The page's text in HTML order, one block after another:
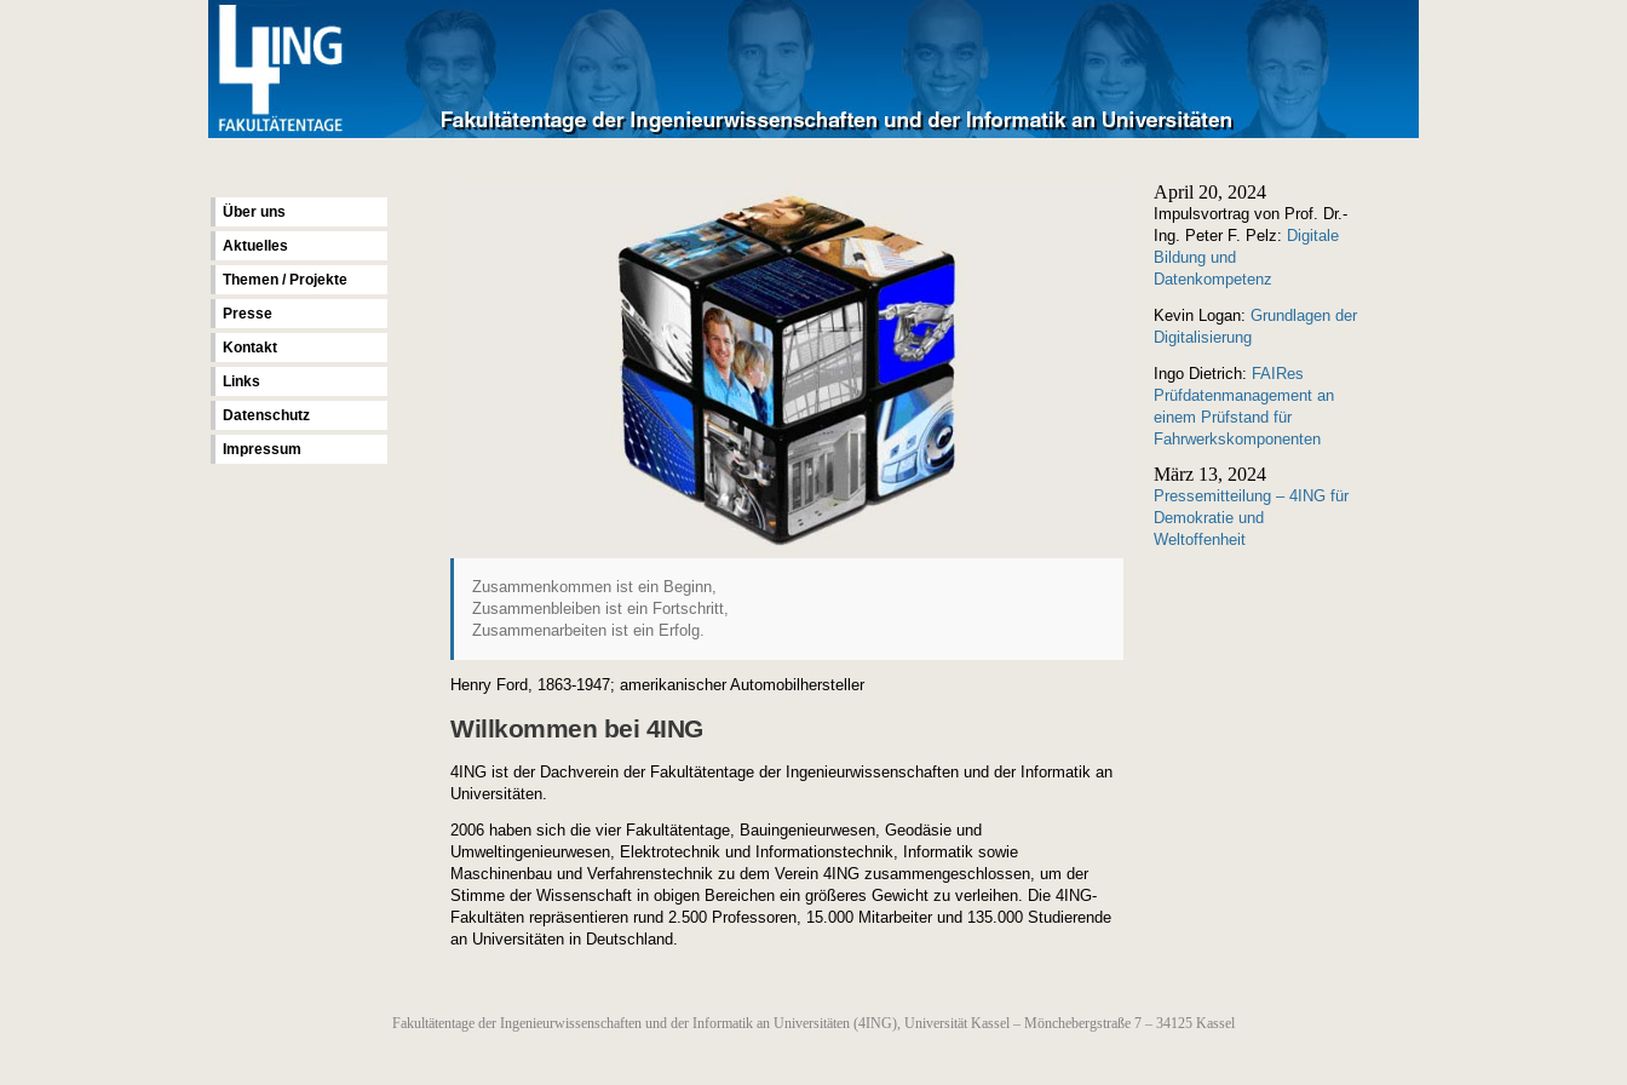
Über uns
Aktuelles
Themen / Projekte
Presse
Kontakt
Links
Datenschutz
Impressum
Zusammenkommen ist ein Beginn,
Zusammenbleiben ist ein Fortschritt,
Zusammenarbeiten ist ein Erfolg.
Henry Ford, 1863-1947; amerikanischer Automobilhersteller
Willkommen bei 4ING
4ING ist der Dachverein der Fakultätentage der Ingenieurwissenschaften und der Informatik an
Universitäten.
2006 haben sich die vier Fakultätentage, Bauingenieurwesen, Geodäsie und
Umweltingenieurwesen, Elektrotechnik und Informationstechnik, Informatik sowie
Maschinenbau und Verfahrenstechnik zu dem Verein 4ING zusammengeschlossen, um der
Stimme der Wissenschaft in obigen Bereichen ein größeres Gewicht zu verleihen. Die 4ING-
Fakultäten repräsentieren rund 2.500 Professoren, 15.000 Mitarbeiter und 135.000 Studierende
an Universitäten in Deutschland.
April 20, 2024
Impulsvortrag von Prof. Dr.-
Ing. Peter F. Pelz: Digitale
Bildung und
Datenkompetenz
Kevin Logan:Grundlagen der
Digitalisierung
Ingo Dietrich: FAIRes
Prüfdatenmanagement an
einem Prüfstand für
Fahrwerkskomponenten
März 13, 2024
Pressemitteilung – 4ING für
Demokratie und
Weltoffenheit
Fakultätentage der Ingenieurwissenschaften und der Informatik an Universitäten (4ING), Universität Kassel – Mönchebergstraße 7 – 34125 Kassel